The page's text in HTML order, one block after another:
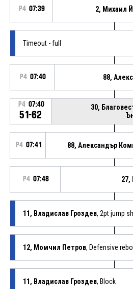
P4 07:39 2, Михаил
Timeout - full
P4 07:40 88,
P4 07:40
51-62
30,
P4 07:41 88, Александър
P4 07:48 27,
11, Владислав Гроздев, 2pt jump
12, Момчил Петров, Defensive
11, Владислав Гроздев, Block